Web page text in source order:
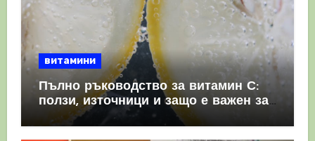
витамини
Пълно ръководство за витамин С:
ползи, източници и защо е важен за
имунната система